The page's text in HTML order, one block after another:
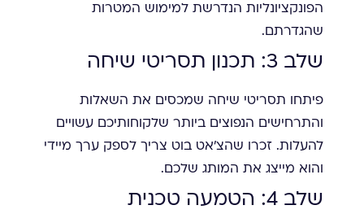
הפונקציונליות הנדרשת למימוש המטרות
שהגדרתם.
שלב 3: תכנון תסריטי שיחה
פיתחו תסריטי שיחה שמכסים את השאלות
והתרחישים הנפוצים ביותר שלקוחותיכם עשויים
להעלות. זכרו שהצ'אט בוט צריך לספק ערך מיידי
והוא מייצג את המותג שלכם.
שלב 4: הטמעה טכנית